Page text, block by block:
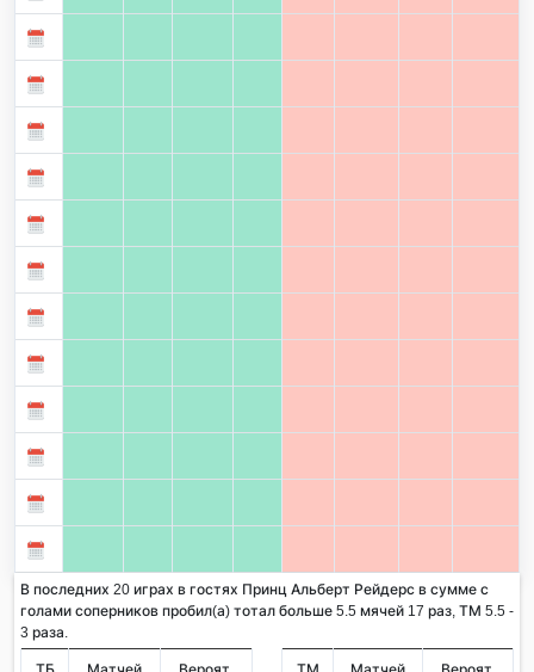
В последних 20 играх в гостях Принц Альберт Рейдерс в сумме с
голами соперников пробил(а) тотал больше 5.5 мячей 17 раз, ТМ 5.5 -
3 раза.